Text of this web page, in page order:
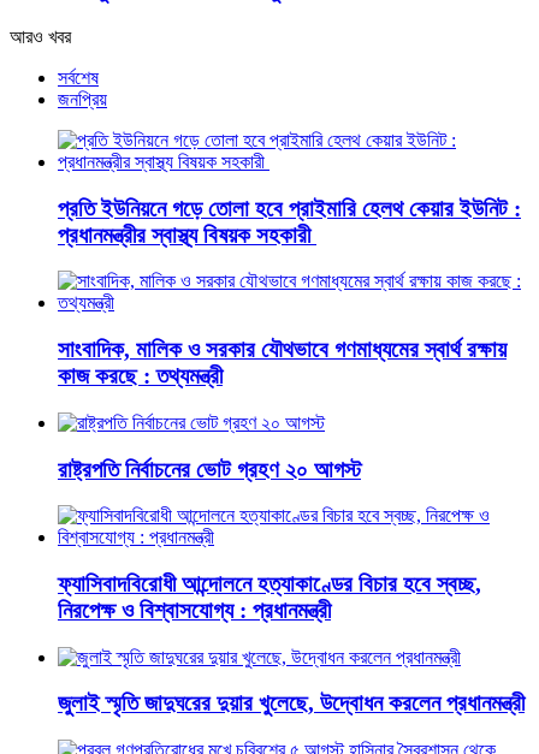
আরও খবর
সর্বশেষ
জনপ্রিয়
প্রতি ইউনিয়নে গড়ে তোলা হবে প্রাইমারি হেলথ কেয়ার ইউনিট :
প্রধানমন্ত্রীর স্বাস্থ্য বিষয়ক সহকারী
সাংবাদিক, মালিক ও সরকার যৌথভাবে গণমাধ্যমের স্বার্থ রক্ষায়
কাজ করছে : তথ্যমন্ত্রী
রাষ্ট্রপতি নির্বাচনের ভোট গ্রহণ ২০ আগস্ট
ফ্যাসিবাদবিরোধী আন্দোলনে হত্যাকাণ্ডের বিচার হবে স্বচ্ছ,
নিরপেক্ষ ও বিশ্বাসযোগ্য : প্রধানমন্ত্রী
জুলাই স্মৃতি জাদুঘরের দুয়ার খুলেছে, উদ্বোধন করলেন প্রধানমন্ত্রী